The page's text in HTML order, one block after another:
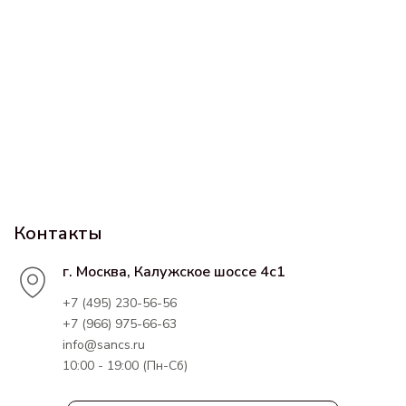
Контакты
г. Москва, Калужское шоссе 4с1
+7 (495) 230-56-56
+7 (966) 975-66-63
info@sancs.ru
10:00 - 19:00 (Пн-Сб)